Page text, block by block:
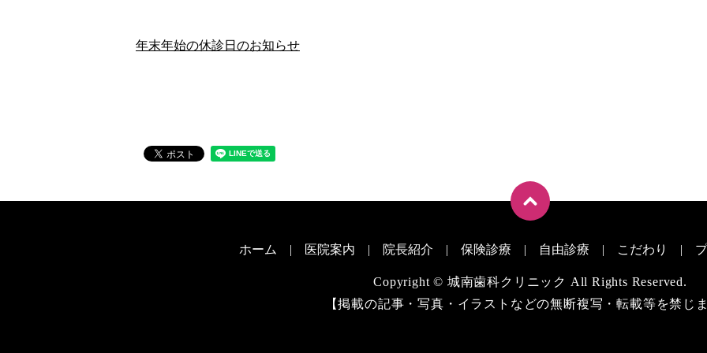
年末年始の休診日のお知らせ
ホーム 医院案内 院長紹介 保険診療 自由診療 こだわり
Copyright © 城南歯科クリニック All Rights Reserved.
【掲載の記事・写真・イラストなどの無断複写・転載等を禁じま